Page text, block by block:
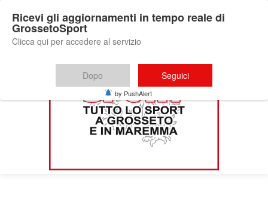
Ricevi gli aggiornamenti in tempo reale di
GrossetoSport
Clicca qui per accedere al servizio
Dopo Seguici
by PushAlert